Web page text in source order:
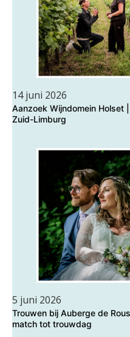
14 juni 2026
Aanzoek Wijndomein Holset
Zuid-Limburg
5 juni 2026
Trouwen bij Auberge de
match tot trouwdag